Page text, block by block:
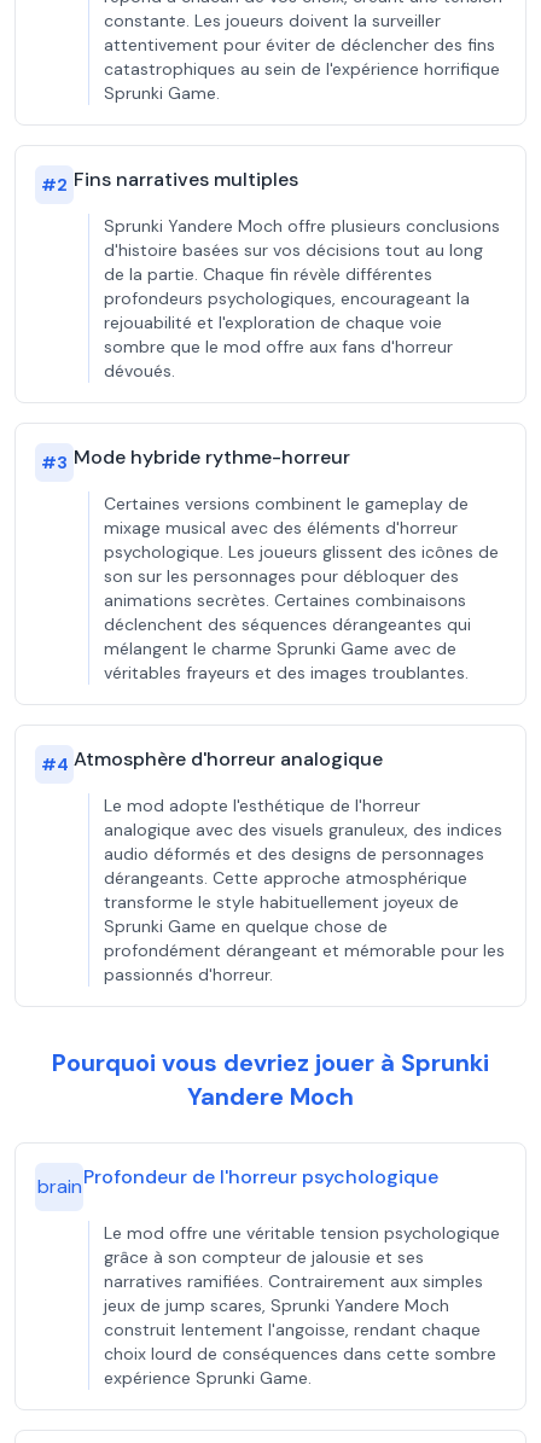
constante. Les joueurs doivent la surveiller
attentivement pour éviter de déclencher des fins
catastrophiques au sein de l'expérience horrifique
Sprunki Game.
#2 Fins narratives multiples
Sprunki Yandere Moch offre plusieurs conclusions
d'histoire basées sur vos décisions tout au long
de la partie. Chaque fin révèle différentes
profondeurs psychologiques, encourageant la
rejouabilité et l'exploration de chaque voie
sombre que le mod offre aux fans d'horreur
dévoués.
#3 Mode hybride rythme-horreur
Certaines versions combinent le gameplay de
mixage musical avec des éléments d'horreur
psychologique. Les joueurs glissent des icônes de
son sur les personnages pour débloquer des
animations secrètes. Certaines combinaisons
déclenchent des séquences dérangeantes qui
mélangent le charme Sprunki Game avec de
véritables frayeurs et des images troublantes.
#4 Atmosphère d'horreur analogique
Le mod adopte l'esthétique de l'horreur
analogique avec des visuels granuleux, des indices
audio déformés et des designs de personnages
dérangeants. Cette approche atmosphérique
transforme le style habituellement joyeux de
Sprunki Game en quelque chose de
profondément dérangeant et mémorable pour les
passionnés d'horreur.
Pourquoi vous devriez jouer à Sprunki
Yandere Moch
brainProfondeur de l'horreur psychologique
Le mod offre une véritable tension psychologique
grâce à son compteur de jalousie et ses
narratives ramifiées. Contrairement aux simples
jeux de jump scares, Sprunki Yandere Moch
construit lentement l'angoisse, rendant chaque
choix lourd de conséquences dans cette sombre
expérience Sprunki Game.